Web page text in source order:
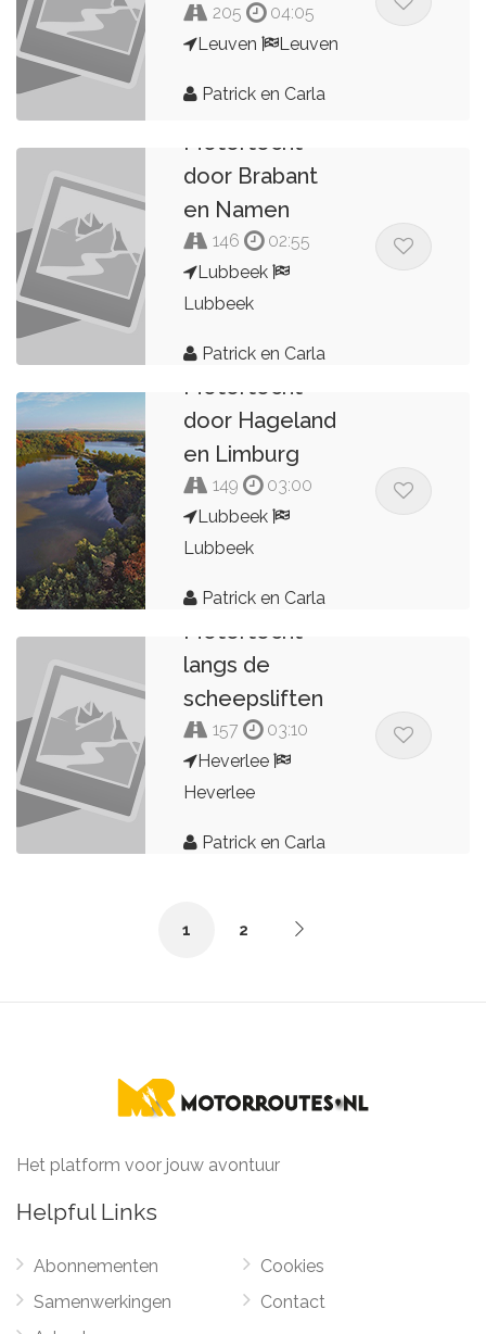
205
04:05
Leuven
Leuven
Patrick en Carla
Motortocht
door Brabant
en Namen
146
02:55
Lubbeek
Lubbeek
Patrick en Carla
Motortocht
door Hageland
en Limburg
149
03:00
Lubbeek
Lubbeek
Patrick en Carla
Motortocht
langs de
scheepsliften
157
03:10
Heverlee
Heverlee
Patrick en Carla
1 2
Het platform voor jouw avontuur
Helpful Links
Abonnementen
Samenwerkingen
Cookies
Contact